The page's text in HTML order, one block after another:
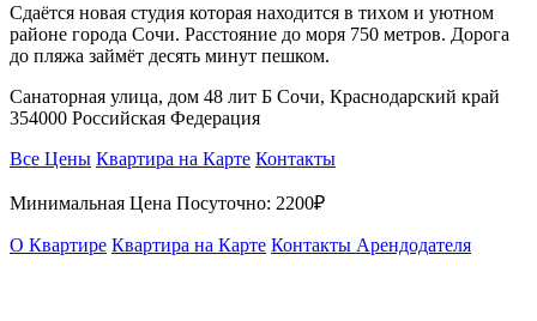
Сдаётся новая студия которая находится в тиxом и уютном
районе города Сoчи. Расстояние до моря 750 метров. Дорога
до пляжа займёт десять минут пешком.
Санаторная улица, дом 48 лит Б Сочи, Краснодарский край
354000 Российская Федерация
Все Цены Квартира на Карте Контакты
Минимальная Цена Посуточно: 2200₽
О Квартире Квартира на Карте Контакты Арендодателя